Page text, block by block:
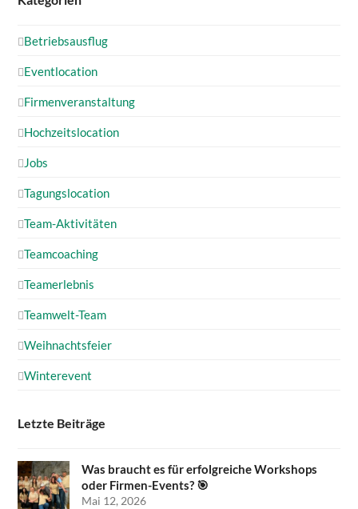
Betriebsausflug
Eventlocation
Firmenveranstaltung
Hochzeitslocation
Jobs
Tagungslocation
Team-Aktivitäten
Teamcoaching
Teamerlebnis
Teamwelt-Team
Weihnachtsfeier
Winterevent
Letzte Beiträge
Was braucht es für erfolgreiche Workshops
oder Firmen-Events? 🎯
Mai 12, 2026